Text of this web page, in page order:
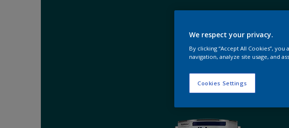
We respect your privacy.
By clicking “Accept All Cookies”,
navigation, analyze site usage, and
Cookies Settings